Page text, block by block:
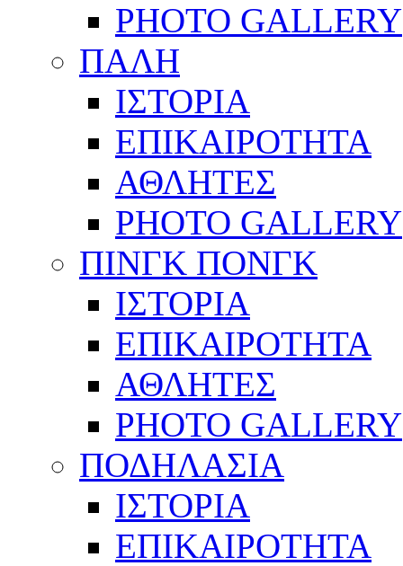
PHOTO GALLERY
ΠΑΛΗ
ΙΣΤΟΡΙΑ
ΕΠΙΚΑΙΡΟΤΗΤΑ
ΑΘΛΗΤΕΣ
PHOTO GALLERY
ΠΙΝΓΚ ΠΟΝΓΚ
ΙΣΤΟΡΙΑ
ΕΠΙΚΑΙΡΟΤΗΤΑ
ΑΘΛΗΤΕΣ
PHOTO GALLERY
ΠΟΔΗΛΑΣΙΑ
ΙΣΤΟΡΙΑ
ΕΠΙΚΑΙΡΟΤΗΤΑ